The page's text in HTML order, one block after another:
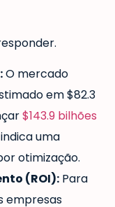
O mercado
em $82.3
$143.9 bilhões
uma
otimização.
(ROI): Para
empresas